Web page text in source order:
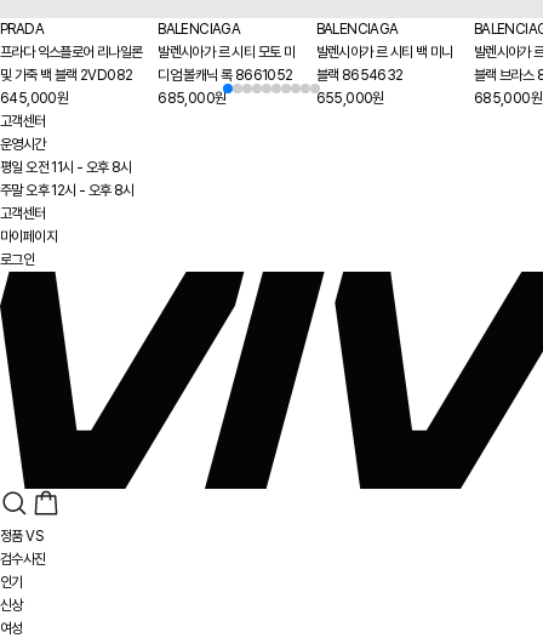
PRADA
프라다 익스플로어 리나일론
및 가죽 백 블랙 2VD082
645,000원
BALENCIAGA
발렌시아가 르 시티 모토 미
디엄 볼캐닉 록 8661052
685,000원
BALENCIAGA
발렌시아가 르 시티 백 미니
블랙 8654632
655,000원
발렌시아가
블랙 브라
685,000원
고객센터
운영시간
평일 오전 11시 - 오후 8시
주말 오후 12시 - 오후 8시
고객센터
마이페이지
로그인
정품 VS
검수사진
인기
신상
여성